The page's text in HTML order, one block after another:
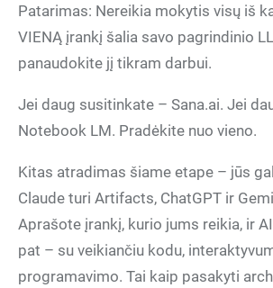
Patarimas: Nereikia mokytis visų iš
VIENĄ įrankį šalia savo pagrindinio
panaudokite jį tikram darbui.
Jei daug susitinkate – Sana.ai. Jei
Notebook LM. Pradėkite nuo vieno.
Kitas atradimas šiame etape – jūs
Claude turi Artifacts, ChatGPT ir
Aprašote įrankį, kurio jums reikia, ir
pat – su veikiančiu kodu,
programavimo. Tai kaip pasakyti